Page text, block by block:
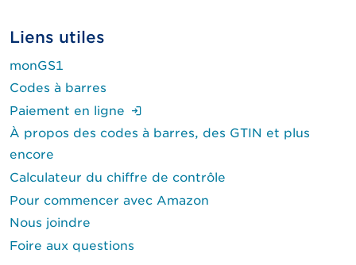
Liens utiles
monGS1
Codes à barres
Paiement en ligne
À propos des codes à barres, des GTIN et plus
encore
Calculateur du chiffre de contrôle
Pour commencer avec Amazon
Nous joindre
Foire aux questions